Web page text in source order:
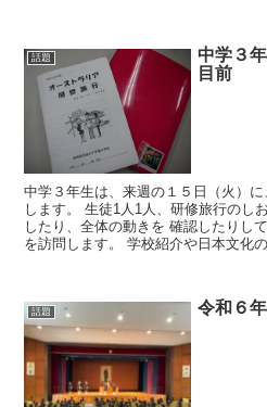
話題
中学３
目前
中学３年生は、来週の１５日（火）
します。 生徒1人1人、研修旅行のし
したり、全体の動きを 確認したりし
を訪問します。 学校紹介や日本文化
話題 令和６